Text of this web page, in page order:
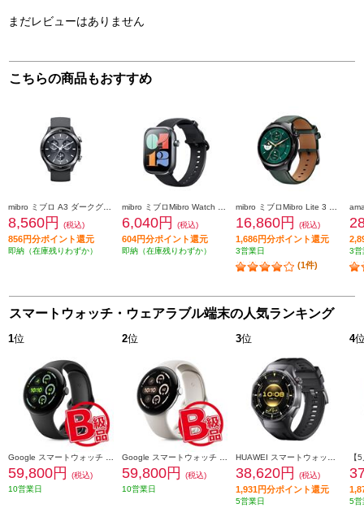
まだレビューはありません
こちらの商品もおすすめ
8,560円 (税込)
856円分ポイント還元
即納（在庫残りわずか）
6,040円 (税込)
604円分ポイント還元
即納（在庫残りわずか）
16,860円 (税込)
1,686円分ポイント還元
3営業日
(1件)
3営
スマートウォッチ・ウェアラブル端末の人気ランキング
1位
59,800円
(税込)
10営業日
2位
59,800円
(税込)
10営業日
3位
38,620円 (税込)
1,931円分ポイント還元
5営業日
4
5営